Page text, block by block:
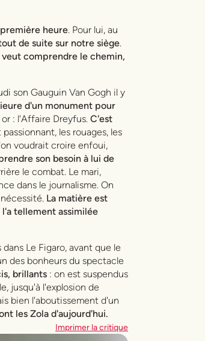
heure. Pour lui, au
de suite sur notre siège.
veut comprendre le chemin,
son Gauguin Van Gogh il y
d'un monument pour
: l'Affaire Dreyfus. C'est
les rouages, les
voudrait croire enfoui,
son besoin à lui de
le combat. Le mari,
dans le journalisme. On
La matière est
tellement assimilée
dans Le Figaro, avant que le
des bonheurs du spectacle
brillants : on est suspendus
jusqu'à l'explosion de
bien l'aboutissement d'un
les Zola d'aujourd'hui.
Imprimer la critique